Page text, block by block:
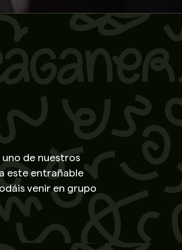
de nuestros
este entrañable
venir en grupo
Incluso, si lo
sobre todas